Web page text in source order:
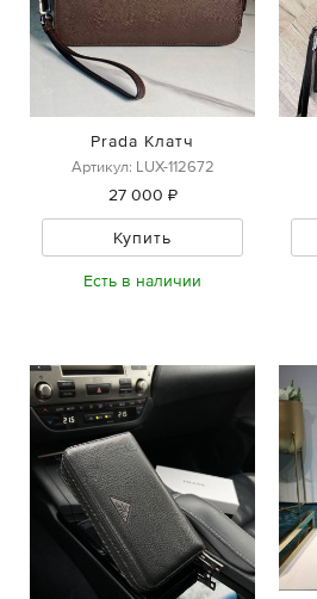
Prada Клатч
Артикул: LUX-112672
27 000 ₽
Купить
Есть в наличии